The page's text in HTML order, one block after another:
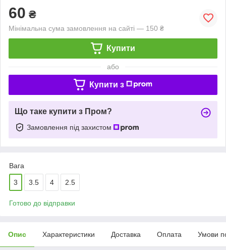
60 ₴
Мінімальна сума замовлення на сайті — 150 ₴
Купити
або
Купити з
Що таке купити з Пром?
Замовлення під захистом
Вага
3 3.5 4 2.5
Готово до відправки
Опис Характеристики Доставка Оплата Умови